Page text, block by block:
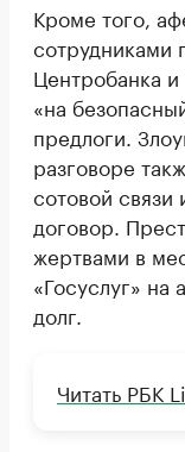
Кроме того,
сотрудниками
Центробанка
«на
предлоги.
разговоре
сотовой связи
договор.
жертвами в
«Госуслуг» на
долг.
Читать РБК